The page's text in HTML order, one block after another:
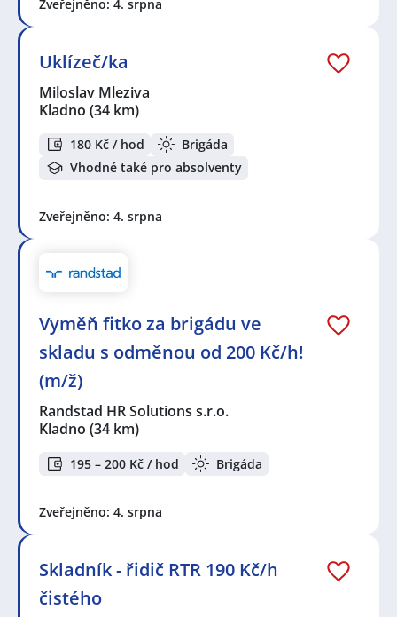
Zveřejněno: 4. srpna
Uklízeč/ka
Miloslav Mleziva
Kladno (34 km)
180 Kč / hod
Brigáda
Vhodné také pro absolventy
Zveřejněno: 4. srpna
Vyměň fitko za brigádu ve
skladu s odměnou od 200 Kč/h!
(m/ž)
Randstad HR Solutions s.r.o.
Kladno (34 km)
195 – 200 Kč / hod Brigáda
Zveřejněno: 4. srpna
Skladník - řidič RTR 190 Kč/h
čistého